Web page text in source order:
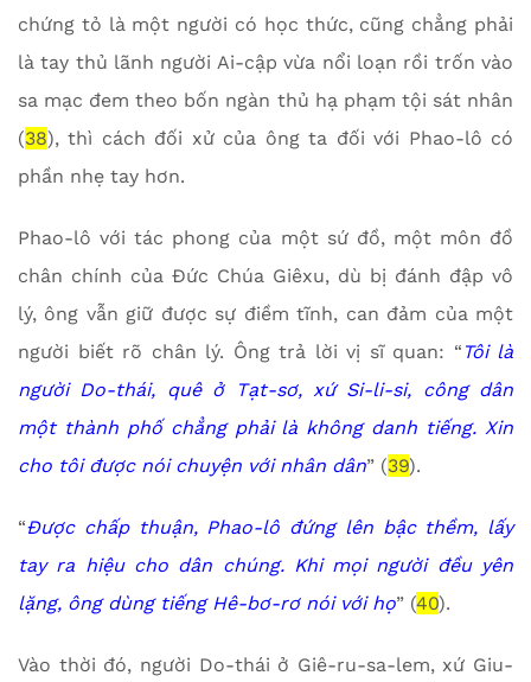
chứng tỏ là một người có học thức, cũng chẳng phải
là tay thủ lãnh người Ai-cập vừa nổi loạn rồi trốn vào
sa mạc đem theo bốn ngàn thủ hạ phạm tội sát nhân
(38), thì cách đối xử của ông ta đối với Phao-lô có
phần nhẹ tay hơn.
Phao-lô với tác phong của một sứ đồ, một môn đồ
chân chính của Đức Chúa Giêxu, dù bị đánh đập vô
lý, ông vẫn giữ được sự điềm tĩnh, can đảm của một
người biết rõ chân lý. Ông trả lời vị sĩ quan: “ Tôi là
người Do-thái, quê ở Tạt-sơ, xứ Si-li-si, công dân
một thành phố chẳng phải là không danh tiếng. Xin
cho tôi được nói chuyện với nhân dân” (39).
“Được chấp thuận, Phao-lô đứng lên bậc thềm, lấy
tay ra hiệu cho dân chúng. Khi mọi người đều yên
lặng, ông dùng tiếng Hê-bơ-rơ nói với họ” (40).
Vào thời đó, người Do-thái ở Giê-ru-sa-lem, xứ Giu-